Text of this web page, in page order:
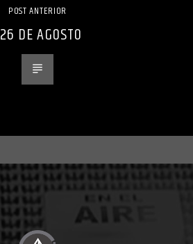
POST ANTERIOR
26 DE AGOSTO